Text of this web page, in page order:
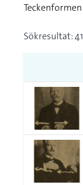
Sökresultat: